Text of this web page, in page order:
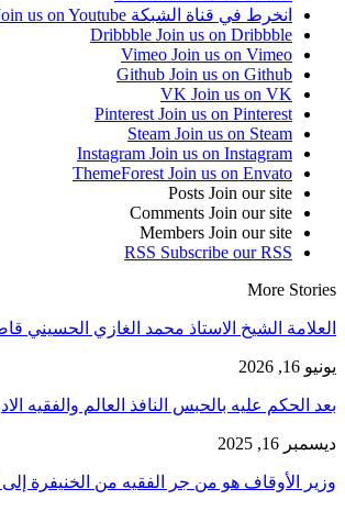
انخرط في قناة الشبكة us on Youtube
Dribbble Join us on Dribbble
Vimeo Join us on Vimeo
Github Join us on Github
VK Join us on VK
Pinterest Join us on Pinterest
Steam Join us on Steam
Instagram Join us on Instagram
ThemeForest Join us on Envato
Posts Join our site
Comments Join our site
Members Join our site
RSS Subscribe our RSS
More Stories
العلامة الشيخ الاستاذ محمد الغازي الحسيني
يونيو 16, 2026
بعد الحكم عليه بالحبس النافذ العالم والفقيه
ديسمبر 16, 2025
وزير الأوقاف هو من جر الفقيه من الخنيفرة